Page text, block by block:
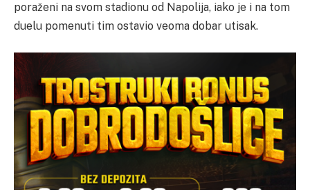
poraženi na svom stadionu od Napolija, iako je i na tom
duelu pomenuti tim ostavio veoma dobar utisak.